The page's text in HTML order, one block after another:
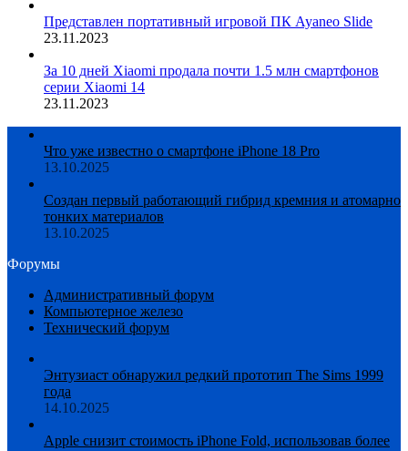
Представлен портативный игровой ПК Ayaneo Slide
23.11.2023
За 10 дней Xiaomi продала почти 1.5 млн смартфонов
серии Xiaomi 14
23.11.2023
Что уже известно о смартфоне iPhone 18 Pro
13.10.2025
Создан первый работающий гибрид кремния и атомарно
тонких материалов
13.10.2025
Форумы
Административный форум
Компьютерное железо
Технический форум
Энтузиаст обнаружил редкий прототип The Sims 1999
года
14.10.2025
Apple снизит стоимость iPhone Fold, использовав более